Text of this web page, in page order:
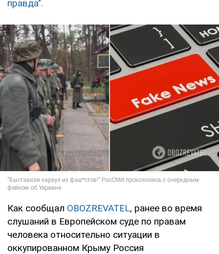
правда".
Как сообщал OBOZREVATEL, ранее во время
слушаний в Европейском суде по правам
человека относительно ситуации в
оккупированном Крыму Россия